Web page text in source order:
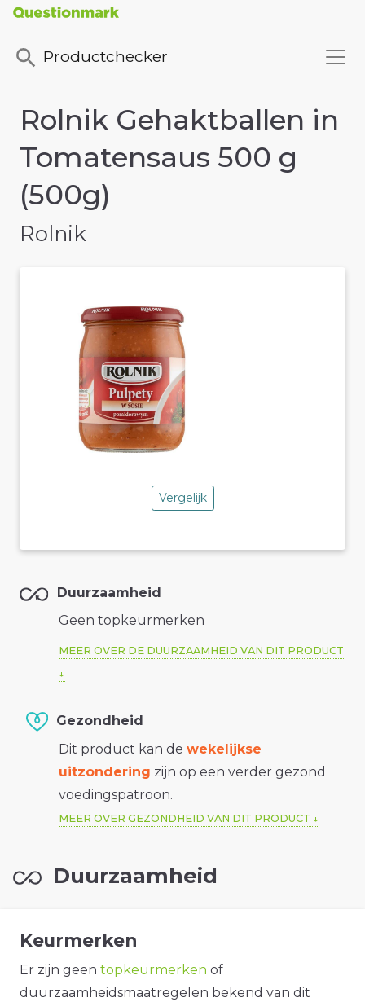
Productchecker
Rolnik Gehaktballen in
Tomatensaus 500 g
(500g)
Rolnik
Vergelijk
Duurzaamheid
Geen topkeurmerken
MEER OVER DE DUURZAAMHEID VAN DIT PRODUCT
Gezondheid
Dit product kan de wekelijkse
uitzondering zijn op een verder gezond
voedingspatroon.
MEER OVER GEZONDHEID VAN DIT PRODUCT
Duurzaamheid
Keurmerken
Er zijn geen topkeurmerken of
duurzaamheidsmaatregelen bekend van dit